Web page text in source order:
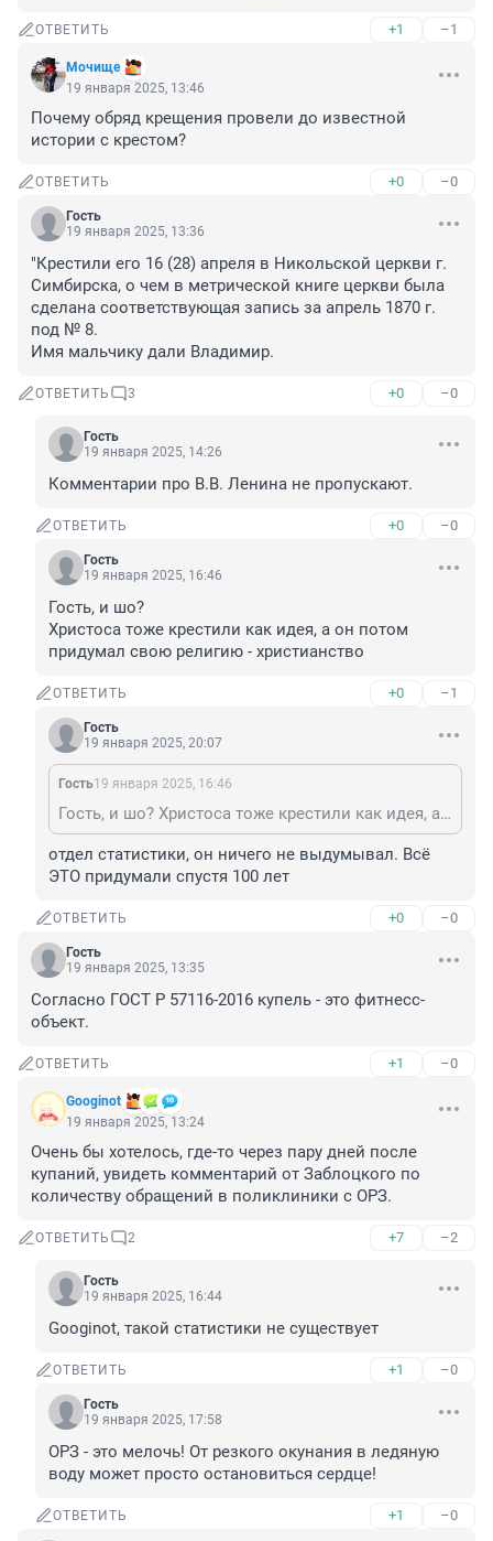
ОТВЕТИТЬ +1 –1
Мочище
19 января 2025, 13:46
Почему обряд крещения провели до известной
истории с крестом?
ОТВЕТИТЬ +0 –0
Гость
19 января 2025, 13:36
"Крестили его 16 (28) апреля в Никольской церкви г.
Симбирска, о чем в метрической книге церкви была
сделана соответствующая запись за апрель 1870 г.
под № 8.
Имя мальчику дали Владимир.
ОТВЕТИТЬ 3 +0 –0
Гость
19 января 2025, 14:26
Комментарии про В.В. Ленина не пропускают.
ОТВЕТИТЬ +0 –0
Гость
19 января 2025, 16:46
Гость, и шо?
Христоса тоже крестили как идея, а он потом
придумал свою религию - христианство
ОТВЕТИТЬ +0 –1
Гость
19 января 2025, 20:07
Гость19 января 2025, 16:46
Гость, и шо? Христоса тоже крестили как идея, а он потом придумал свою религию - христианство
отдел статистики, он ничего не выдумывал. Всё
ЭТО придумали спустя 100 лет
ОТВЕТИТЬ +0 –0
Гость
19 января 2025, 13:35
Согласно ГОСТ Р 57116-2016 купель - это фитнесс-
объект.
ОТВЕТИТЬ +1 –0
Googinot
19 января 2025, 13:24
Очень бы хотелось, где-то через пару дней после
купаний, увидеть комментарий от Заблоцкого по
количеству обращений в поликлиники с ОРЗ.
ОТВЕТИТЬ 2 +7 –2
Гость
19 января 2025, 16:44
Googinot, такой статистики не существует
ОТВЕТИТЬ +1 –0
Гость
19 января 2025, 17:58
ОРЗ - это мелочь! От резкого окунания в ледяную
воду может просто остановиться сердце!
ОТВЕТИТЬ +1 –0